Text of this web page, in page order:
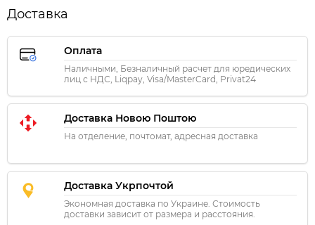
Доставка
Оплата
Наличными, Безналичный расчет для юредических
лиц с НДС, Liqpay, Visa/MasterCard, Privat24
Доставка Новою Поштою
На отделение, почтомат, адресная доставка
Доставка Укрпочтой
Экономная доставка по Украине. Стоимость
доставки зависит от размера и расстояния.